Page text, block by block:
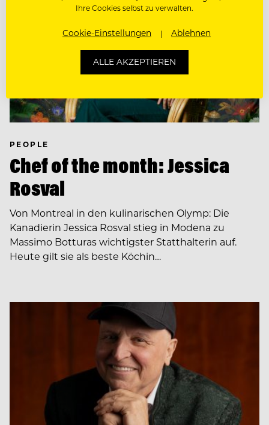
PEOPLE
Chef of the month: Jessica
Rosval
Von Montreal in den kulinarischen Olymp: Die
Kanadierin Jessica Rosval stieg in Modena zu
Massimo Botturas wichtigster Statthalterin auf.
Heute gilt sie als beste Köchin…
Ihre Cookies selbst zu verwalten.
Cookie-Einstellungen Ablehnen
ALLE AKZEPTIEREN